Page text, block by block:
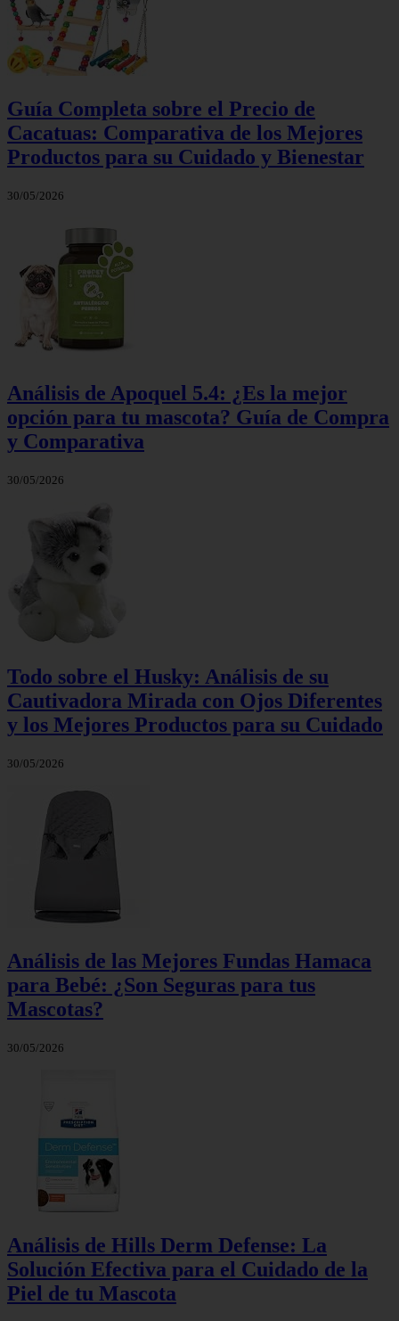
Guía Completa sobre el Precio de
Cacatuas: Comparativa de los Mejores
Productos para su Cuidado y Bienestar
30/05/2026
Análisis de Apoquel 5.4: ¿Es la mejor
opción para tu mascota? Guía de Compra
y Comparativa
30/05/2026
Todo sobre el Husky: Análisis de su
Cautivadora Mirada con Ojos Diferentes
y los Mejores Productos para su Cuidado
30/05/2026
Análisis de las Mejores Fundas Hamaca
para Bebé: ¿Son Seguras para tus
Mascotas?
30/05/2026
Análisis de Hills Derm Defense: La
Solución Efectiva para el Cuidado de la
Piel de tu Mascota